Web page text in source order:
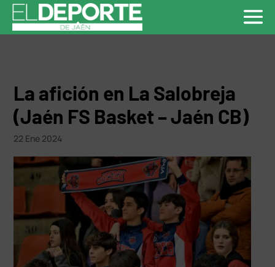
La afición en La Salobreja
(Jaén FS Basket – Jaén CB)
22 Ene 2024